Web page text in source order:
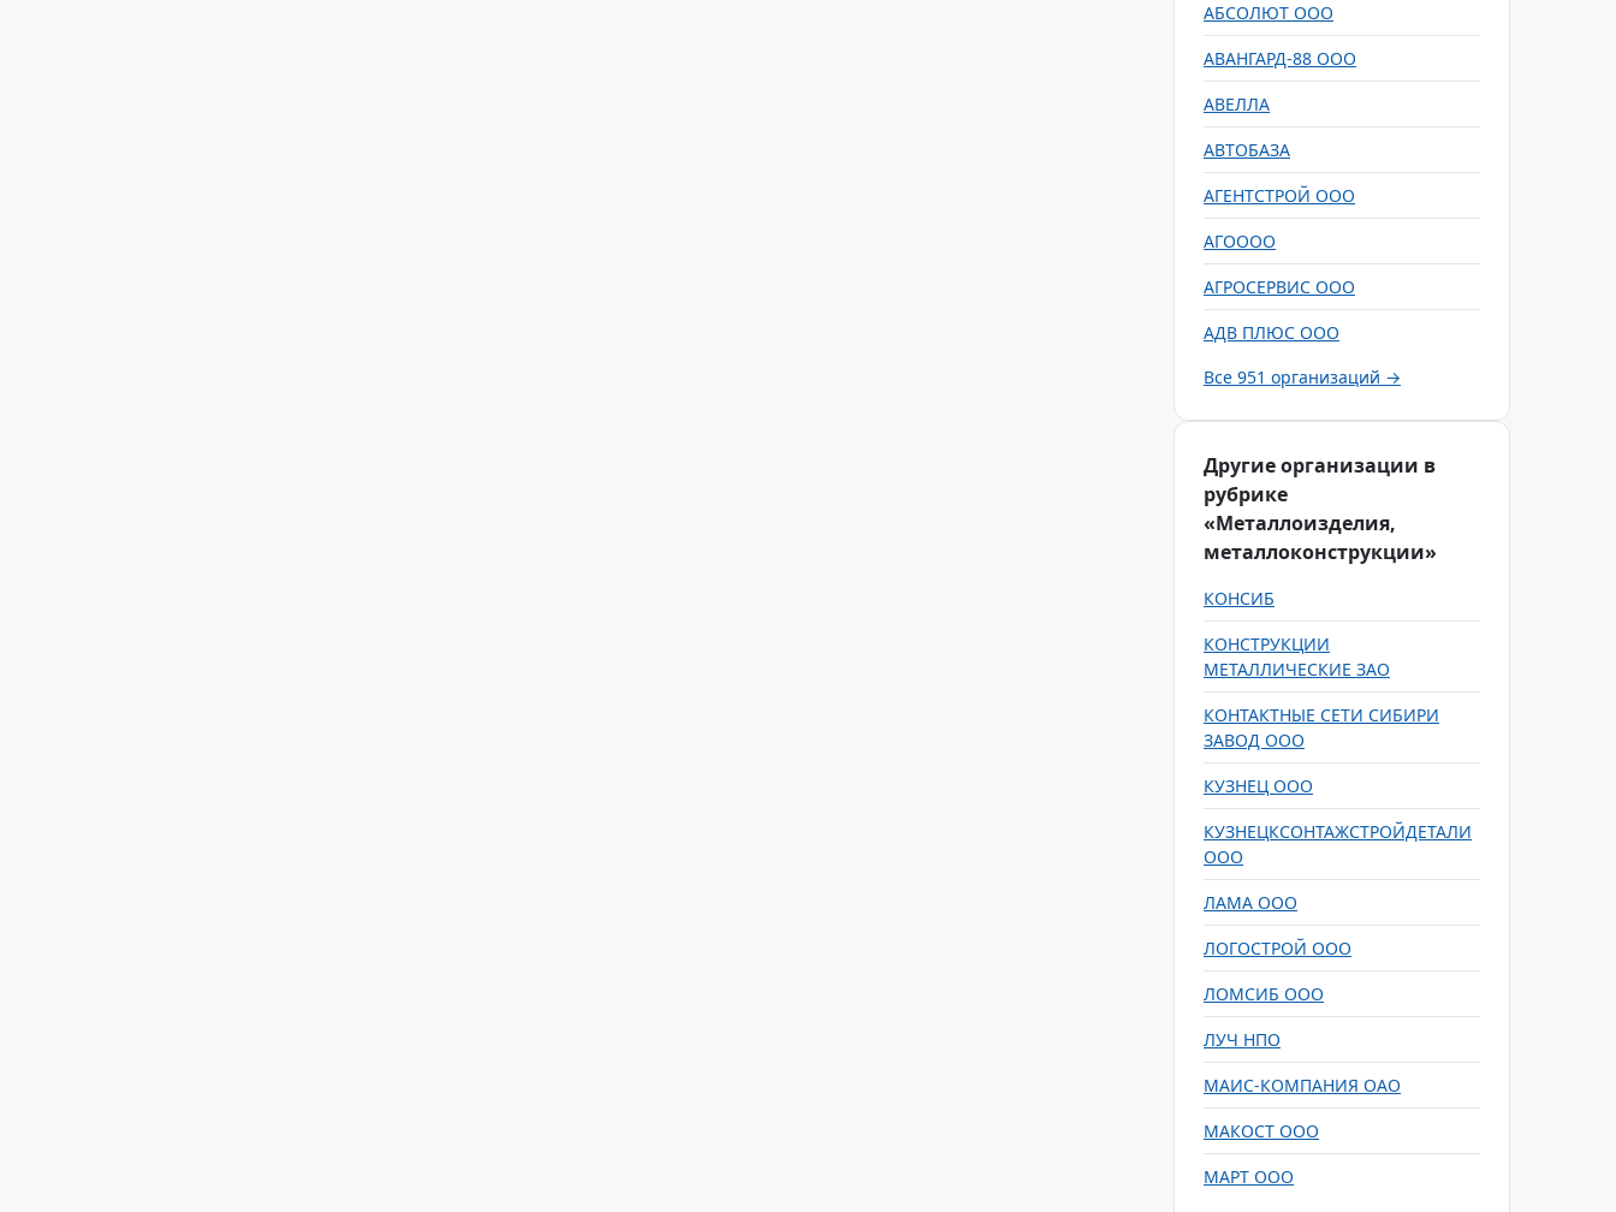
АБСОЛЮТ ООО
АВАНГАРД-88 ООО
АВЕЛЛА
АВТОБАЗА
АГЕНТСТРОЙ ООО
АГОООО
АГРОСЕРВИС ООО
АДВ ПЛЮС ООО
Все 951 организаций →
Другие организации в
рубрике
«Металлоизделия,
металлоконструкции»
КОНСИБ
КОНСТРУКЦИИ
МЕТАЛЛИЧЕСКИЕ ЗАО
КОНТАКТНЫЕ СЕТИ СИБИРИ
ЗАВОД ООО
КУЗНЕЦ ООО
КУЗНЕЦКСОНТАЖСТРОЙДЕТАЛИ
ООО
ЛАМА ООО
ЛОГОСТРОЙ ООО
ЛОМСИБ ООО
ЛУЧ НПО
МАИС-КОМПАНИЯ ОАО
МАКОСТ ООО
МАРТ ООО